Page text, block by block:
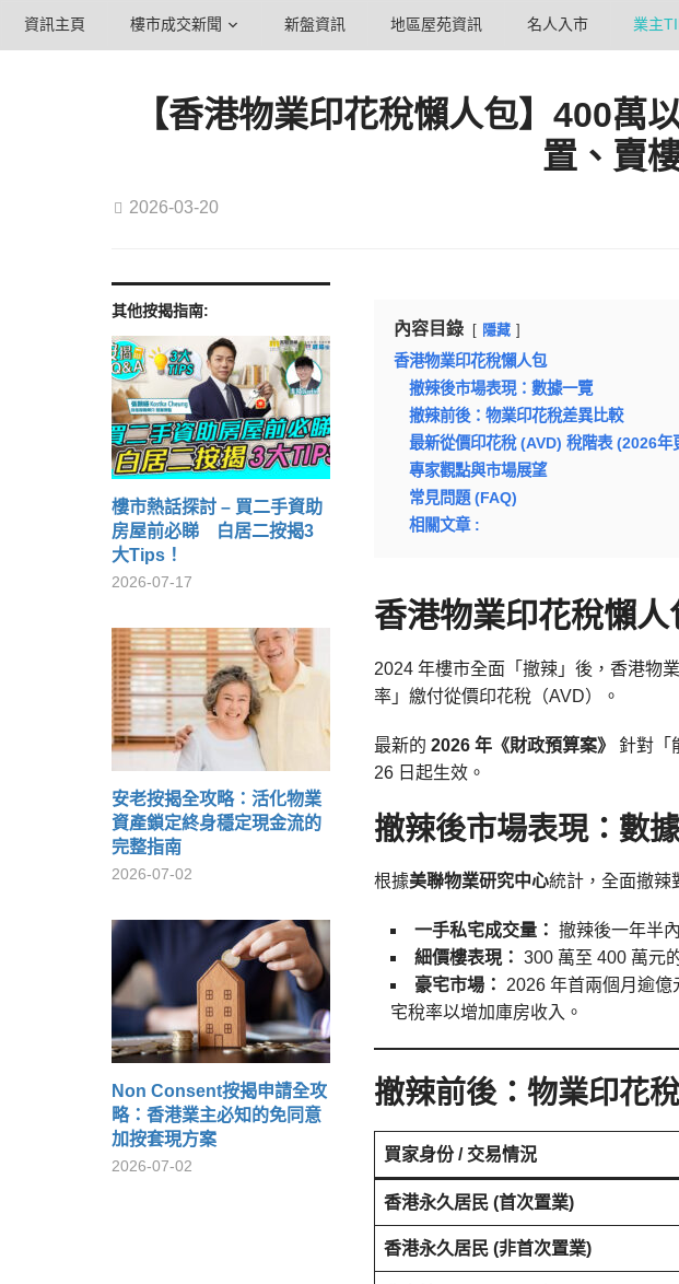
資訊主頁 樓市成交新聞 新盤資訊 地區屋苑資訊 名人入市 業主
【香港物業印花稅懶人包】400萬
置、賣
2026-03-20
其他按揭指南:
樓市熱話探討 – 買二手資助
房屋前必睇 白居二按揭3
大Tips！
2026-07-17
安老按揭全攻略：活化物業
資產鎖定終身穩定現金流的
完整指南
2026-07-02
Non Consent按揭申請全攻
略：香港業主必知的免同意
加按套現方案
2026-07-02
內容目錄 隱藏
香港物業印花稅懶人包
撤辣後市場表現：數據一覽
撤辣前後：物業印花稅差異比較
最新從價印花稅 (AVD) 稅階表 (2026年
專家觀點與市場展望
常見問題 (FAQ)
相關文章 :
香港物業印花稅懶人
2024 年樓市全面「撤辣」後，香港物
率」繳付從價印花稅（AVD）。
最新的 2026 年《財政預算案》 針對「
26 日起生效。
撤辣後市場表現：數
根據美聯物業研究中心統計，全面撤辣
一手私宅成交量： 撤辣後一年半
細價樓表現： 300 萬至 400 萬元
豪宅市場：
2026 年首兩個月逾
宅稅率以增加庫房收入。
撤辣前後：物業印花
買家身份 / 交易情況
香港永久居民 (首次置業)
香港永久居民 (非首次置業)